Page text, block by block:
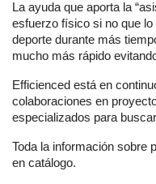
La ayuda que aporta la
esfuerzo físico si no que
deporte durante más
mucho más rápido
Efficienced está en
colaboraciones en
especializados para
Toda la información sobre
en catálogo.